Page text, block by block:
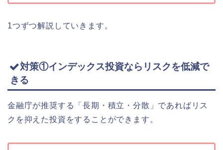
1つずつ解説していきます。
対策①インデックス投資ならリスクを低減で
きる
金融庁が推奨する「長期・積立・分散」であればリス
クを抑えた投資をすることができます。